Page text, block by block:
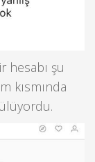
hesabı şu
kısmında